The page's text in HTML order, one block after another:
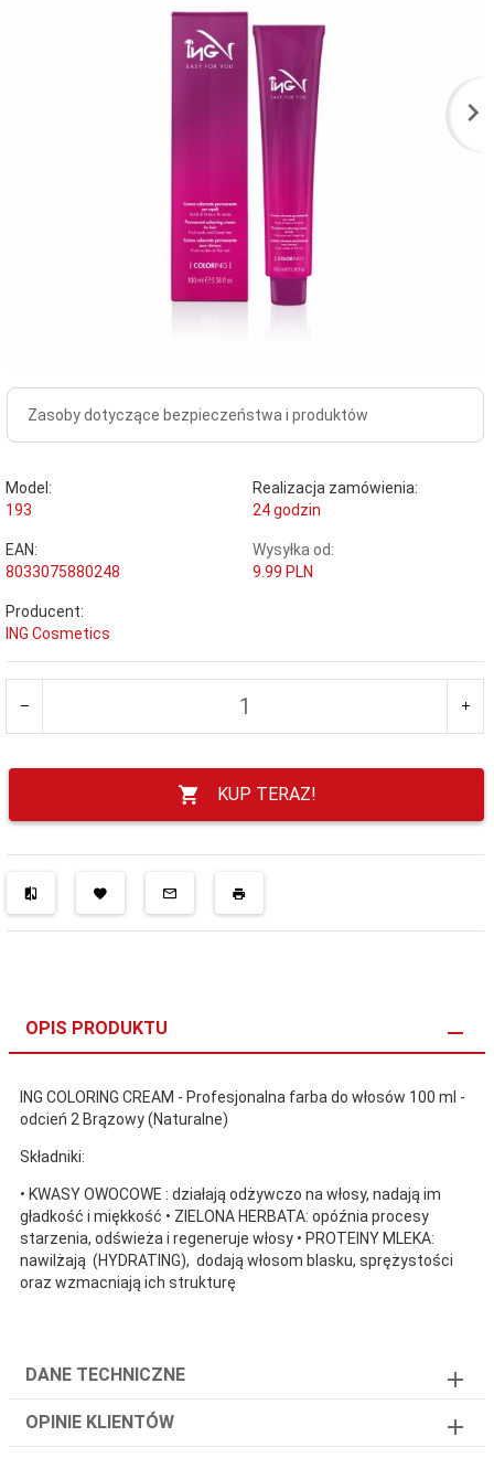
Zasoby dotyczące bezpieczeństwa i produktów
Model:
193
Realizacja zamówienia:
24 godzin
EAN:
8033075880248
Wysyłka od:
9.99 PLN
Producent:
ING Cosmetics
KUP TERAZ!
OPIS PRODUKTU
ING COLORING CREAM - Profesjonalna farba do włosów 100 ml -
odcień 2 Brązowy (Naturalne)
Składniki:
• KWASY OWOCOWE : działają odżywczo na włosy, nadają im
gładkość i miękkość • ZIELONA HERBATA: opóźnia procesy
starzenia, odświeża i regeneruje włosy • PROTEINY MLEKA:
nawilżają (HYDRATING), dodają włosom blasku, sprężystości
oraz wzmacniają ich strukturę
DANE TECHNICZNE
OPINIE KLIENTÓW